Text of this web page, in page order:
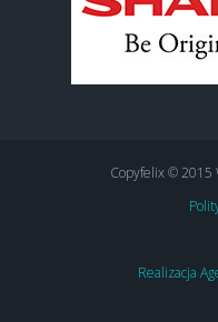
Copyfelix © 2015
Realizacja